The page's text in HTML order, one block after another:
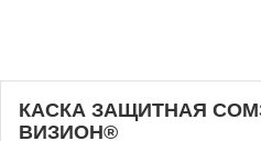
КАСКА ЗАЩИТНАЯ
ВИЗИОН®